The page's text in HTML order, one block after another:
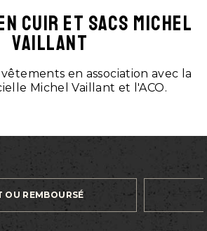
CUIR ET SACS MICHEL
VAILLANT
en association avec la
Michel Vaillant et l'ACO.
OU REMBOURSÉ